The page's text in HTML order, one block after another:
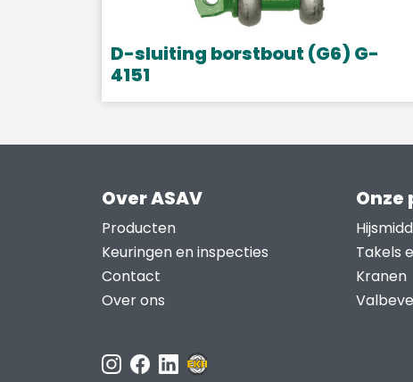
D-sluiting borstbout (G6) G-
4151
Dit
variaties.
Deze
optie
kan
gekozen
de
Over ASAV
Producten
Keuringen en inspecties
Contact
Over ons
Onze
Takels
Kranen